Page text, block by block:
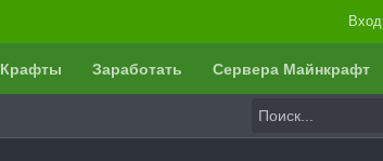
Вход
Крафты Заработать Сервера Майнкрафт